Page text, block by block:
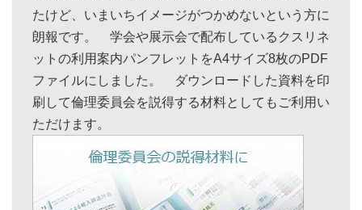
たけど、いまいちイメージがつかめないという方に
朗報です。 学会や展示会で配布しているクスリネ
ットの利用案内パンフレットをA4サイズ8枚のPDF
ファイルにしました。 ダウンロードした資料を印
刷して倫理委員会を説得する材料としてもご利用い
ただけます。